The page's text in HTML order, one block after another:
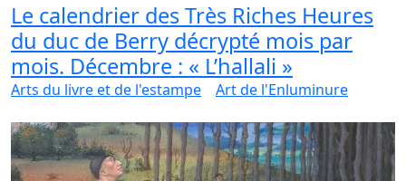
Le calendrier des Très Riches Heures
du duc de Berry décrypté mois par
mois. Décembre : « L’hallali »
Arts du livre et de l'estampe Art de l'Enluminure